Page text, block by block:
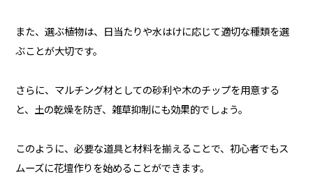
また、選ぶ植物は、日当たりや水はけに応じて適切な種類を選
ぶことが大切です。
さらに、マルチング材としての砂利や木のチップを用意する
と、土の乾燥を防ぎ、雑草抑制にも効果的でしょう。
このように、必要な道具と材料を揃えることで、初心者でもス
ムーズに花壇作りを始めることができます。